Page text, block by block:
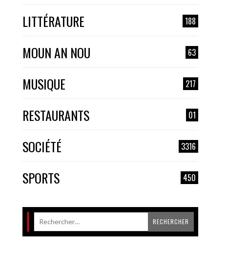
LITTÉRATURE 188
MOUN AN NOU 63
MUSIQUE 217
RESTAURANTS 01
SOCIÉTÉ 3316
SPORTS 450